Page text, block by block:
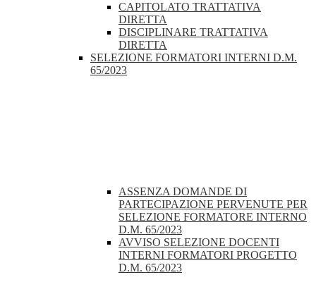
CAPITOLATO TRATTATIVA
DIRETTA
DISCIPLINARE TRATTATIVA
DIRETTA
SELEZIONE FORMATORI INTERNI D.M.
65/2023
ASSENZA DOMANDE DI
PARTECIPAZIONE PERVENUTE PER
SELEZIONE FORMATORE INTERNO
D.M. 65/2023
AVVISO SELEZIONE DOCENTI
INTERNI FORMATORI PROGETTO
D.M. 65/2023